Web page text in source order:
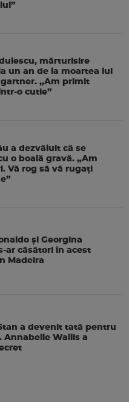
mărturisire
un an de la moartea lui
„Am primit
o cutie”
a dezvăluit că se
o boală gravă. „Am
Vă rog să vă rugați
și Georgina
ar căsători în acest
Madeira
a devenit tată pentru
Annabelle Wallis a